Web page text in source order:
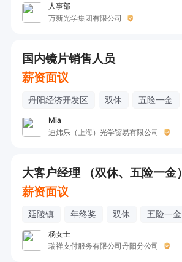
人事部
万新光学集团有限公司
国内镜片销售人员
薪资面议
丹阳经济开发区 双休 五险一金
Mia
迪炜乐（上海）光学贸易有限公司
大客户经理 （双休、五险一金）
薪资面议
延陵镇 年终奖 双休 五险一金
杨女士
瑞祥支付服务有限公司丹阳分公司